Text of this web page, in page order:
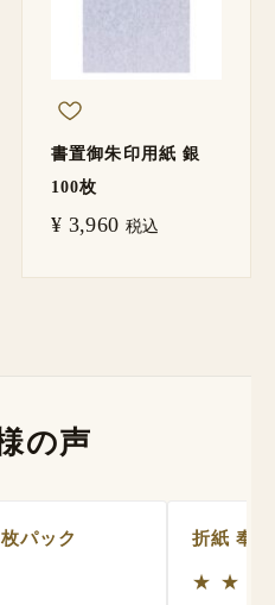
書置御朱印用紙 銀
100枚
¥ 3,960 税込
の声
パック 折紙 奉
★ ★